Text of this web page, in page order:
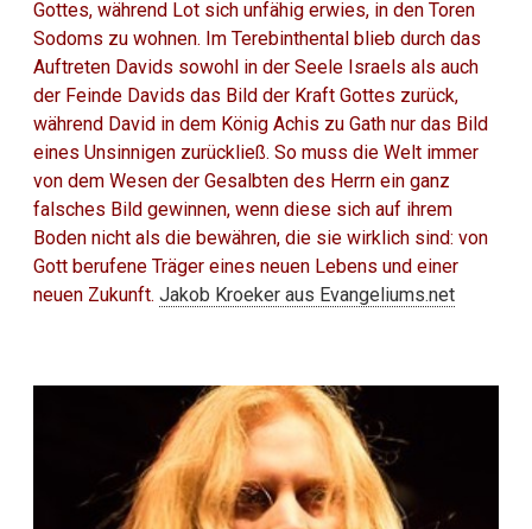
Gottes, während Lot sich unfähig erwies, in den Toren
Sodoms zu wohnen. Im Terebinthental blieb durch das
Auftreten Davids sowohl in der Seele Israels als auch
der Feinde Davids das Bild der Kraft Gottes zurück,
während David in dem König Achis zu Gath nur das Bild
eines Unsinnigen zurückließ. So muss die Welt immer
von dem Wesen der Gesalbten des Herrn ein ganz
falsches Bild gewinnen, wenn diese sich auf ihrem
Boden nicht als die bewähren, die sie wirklich sind: von
Gott berufene Träger eines neuen Lebens und einer
neuen Zukunft.Jakob Kroeker aus Evangeliums.net